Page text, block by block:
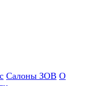
Салоны ЗОВ О